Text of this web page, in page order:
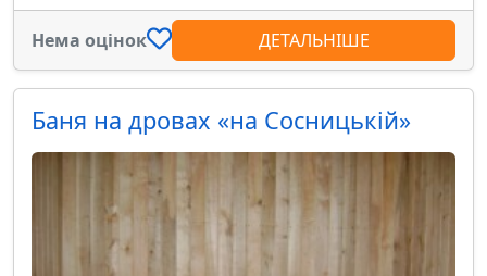
Нема оцінок ДЕТАЛЬНІШЕ
Баня на дровах «на Сосницькій»